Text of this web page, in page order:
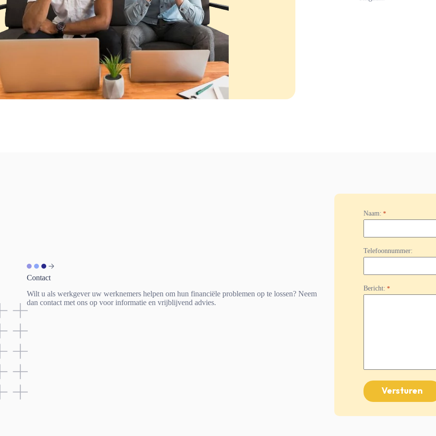
Contact
Wilt u als werkgever uw werknemers helpen om hun financiële problemen op te lossen? Neem
dan contact met ons op voor informatie en vrijblijvend advies.
Naam: *
Telefoonnummer:
Bericht: *